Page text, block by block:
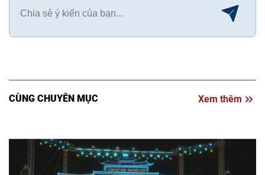
CÙNG CHUYÊN MỤC Xem thêm